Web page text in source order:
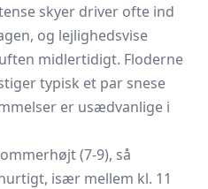
skyer driver ofte ind
og lejlighedsvise
midlertidigt. Floderne
typisk et par snese
er usædvanlige i
(7-9), så
især mellem kl. 11